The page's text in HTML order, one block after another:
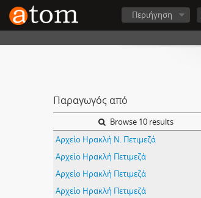
Περιήγηση
Παραγωγός από
Browse 10 results
Αρχείο Ηρακλή Ν. Πετιμεζά
Αρχείο Ηρακλή Πετιμεζά
Αρχείο Ηρακλή Πετιμεζά
Αρχείο Ηρακλή Πετιμεζά